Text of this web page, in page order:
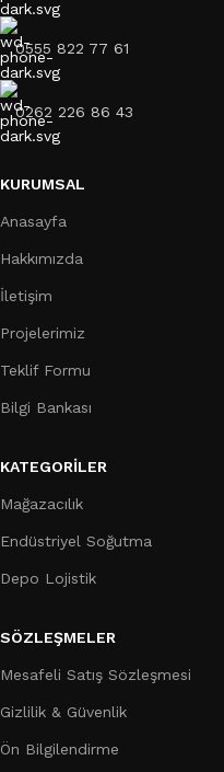
0555 822 77 61
0262 226 86 43
KURUMSAL
Anasayfa
Hakkımızda
İletişim
Projelerimiz
Teklif Formu
Bilgi Bankası
KATEGORILER
Mağazacılık
Endüstriyel Soğutma
Depo Lojistik
SÖZLEŞMELER
Mesafeli Satış Sözleşmesi
Gizlilik & Güvenlik
Ön Bilgilendirme